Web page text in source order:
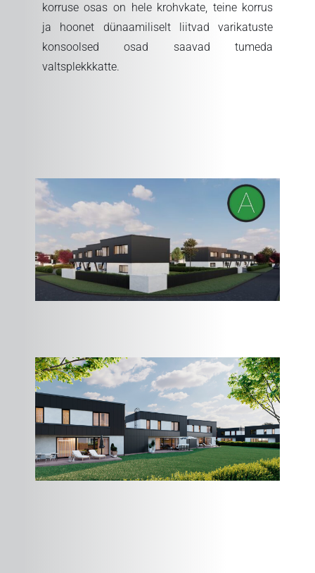
korruse osas on hele krohvkate, teine korrus
ja hoonet dünaamiliselt liitvad varikatuste
konsoolsed osad saavad tumeda
valtsplekkkatte.